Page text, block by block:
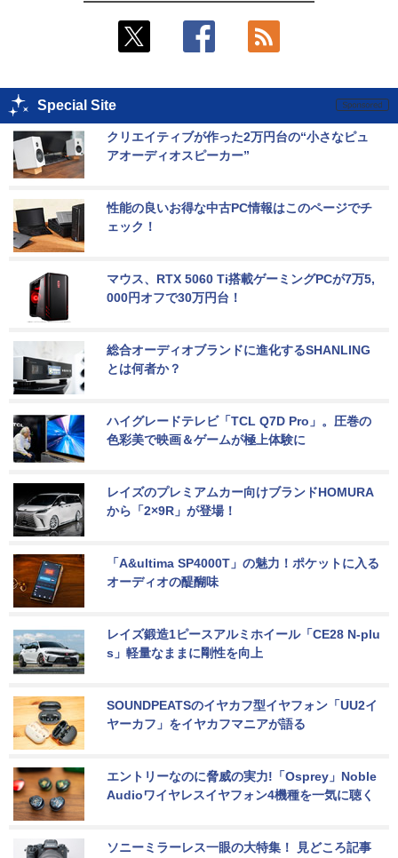
Special Site
クリエイティブが作った2万円台の“小さなピュ
アオーディオスピーカー”
性能の良いお得な中古PC情報はこのページでチ
ェック！
マウス、RTX 5060 Ti搭載ゲーミングPCが7万5,
000円オフで30万円台！
総合オーディオブランドに進化するSHANLING
とは何者か？
ハイグレードテレビ「TCL Q7D Pro」。圧巻の
色彩美で映画＆ゲームが極上体験に
レイズのプレミアムカー向けブランドHOMURA
から「2×9R」が登場！
「A&ultima SP4000T」の魅力！ポケットに入る
オーディオの醍醐味
レイズ鍛造1ピースアルミホイール「CE28 N-plu
s」軽量なままに剛性を向上
SOUNDPEATSのイヤカフ型イヤフォン「UU2イ
ヤーカフ」をイヤカフマニアが語る
エントリーなのに脅威の実力!「Osprey」Noble
Audioワイヤレスイヤフォン4機種を一気に聴く
ソニーミラーレス一眼の大特集！ 見どころ記事